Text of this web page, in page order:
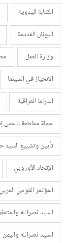
الكتابة اليدوية
اليونان القديمة
وزارة العمل
الانحياز في السينما
الدراما العراقية
حملة مقاطعة داعمي
تأبين وتشييع السيد
الإتحاد الأوروبي
المؤتمر القومي العربي
السيد نصرالله
السيد نصرالله واليمن